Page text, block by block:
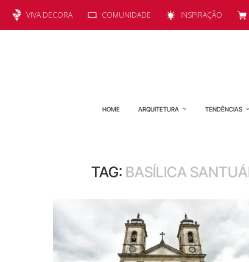
VIVA DECORA COMUNIDADE INSPIRAÇÃO
HOME ARQUITETURA TENDÊNCIAS
TAG: BASÍLICA